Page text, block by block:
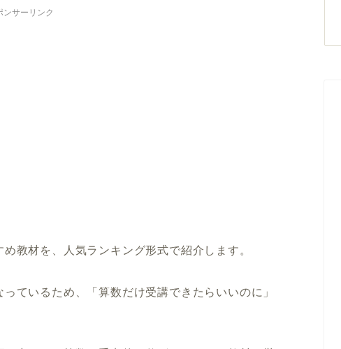
ンサーリンク
教材を、人気ランキング形式で紹介します。
ているため、「算数だけ受講できたらいいのに」